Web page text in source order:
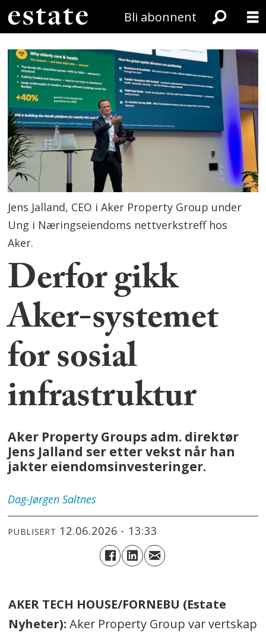
Bli abonnent
Jens Jalland, CEO i Aker Property Group under
Ung i Næringseiendoms nettverkstreff hos
Aker.
Derfor gikk
Aker-systemet
for sosial
infrastruktur
Aker Property Groups adm. direktør
Jens Jalland ser etter vekst når han
jakter eiendomsinvesteringer.
Dag-Jørgen Saltnes
PUBLISERT 12.06.2026 - 13:33
AKER TECH HOUSE/FORNEBU (Estate
Nyheter): Aker Property Group var vertskap